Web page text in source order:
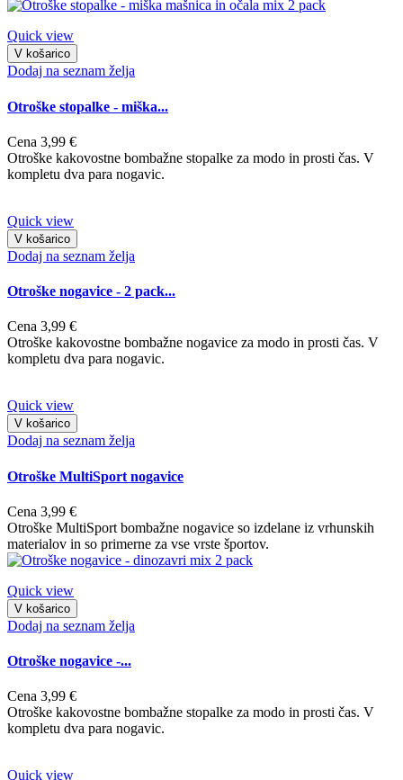
Quick view
V košarico
Dodaj na seznam želja
Otroške stopalke - miška...
Cena 3,99 €
Otroške kakovostne bombažne stopalke za modo in prosti čas. V
kompletu dva para nogavic.
Quick view
V košarico
Dodaj na seznam želja
Otroške nogavice - 2 pack...
Cena 3,99 €
Otroške kakovostne bombažne nogavice za modo in prosti čas. V
kompletu dva para nogavic.
Quick view
V košarico
Dodaj na seznam želja
Otroške MultiSport nogavice
Cena 3,99 €
Otroške MultiSport bombažne nogavice so izdelane iz vrhunskih
materialov in so primerne za vse vrste športov.
Quick view
V košarico
Dodaj na seznam želja
Otroške nogavice -...
Cena 3,99 €
Otroške kakovostne bombažne stopalke za modo in prosti čas. V
kompletu dva para nogavic.
Quick view